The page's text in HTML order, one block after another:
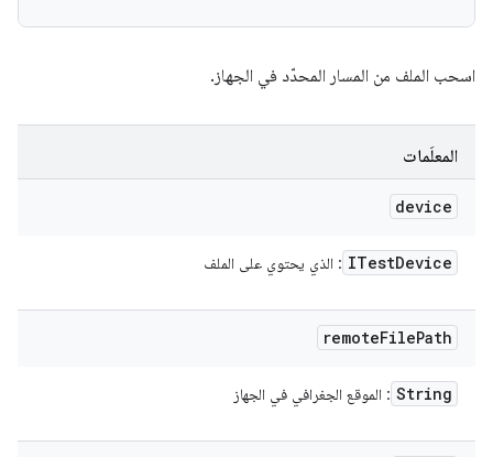
اسحب الملف من المسار المحدّد في الجهاز.
المعلَمات
device
ITestDevice : الذي يحتوي على الملف
remoteFilePath
String : الموقع الجغرافي في الجهاز